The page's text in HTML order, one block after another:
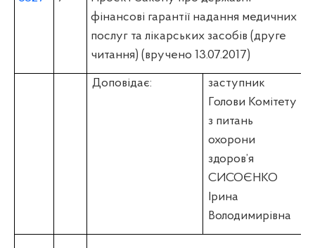
фінансові гарантії надання медичних
послуг та лікарських засобів (друге
читання) (вручено 13.07.2017)
Доповідає:
заступник
Голови Комітету
з питань
охорони
здоров’я
СИСОЄНКО
Ірина
Володимирівна